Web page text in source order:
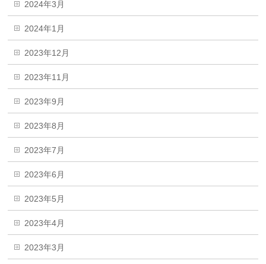
2024年3月
2024年1月
2023年12月
2023年11月
2023年9月
2023年8月
2023年7月
2023年6月
2023年5月
2023年4月
2023年3月